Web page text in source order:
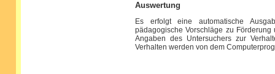
Auswertung
Es erfolgt eine automatische
pädagogische Vorschläge zu
Angaben des Untersuchers zur
Verhalten werden von dem